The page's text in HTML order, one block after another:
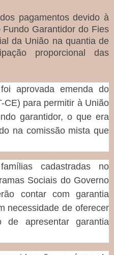
pagamentos devido à
Garantidor do Fies
da União na quantia de
proporcional das
aprovada emenda do
CE) para permitir à União
garantidor, o que era
na comissão mista que
cadastradas no
Sociais do Governo
contar com garantia
necessidade de oferecer
de apresentar garantia